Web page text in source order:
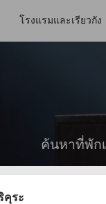
โรงแรมและเรียวกัง
ค้นหาที่พัก